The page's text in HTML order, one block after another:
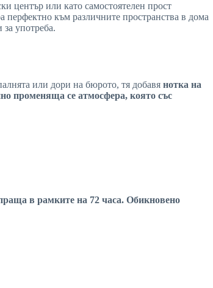
център или като самостоятелен прост
перфектно към различните пространства в дома
употреба.
или дори на бюрото, тя добавя нотка на
променяща се атмосфера, която със
в рамките на 72 часа. Обикновено